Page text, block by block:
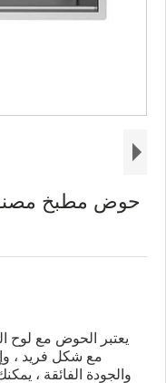
حوض مطبخ مصنوع
يعتبر الحوض مع لوح
مع شكل فريد ،
والجودة الفائقة ،